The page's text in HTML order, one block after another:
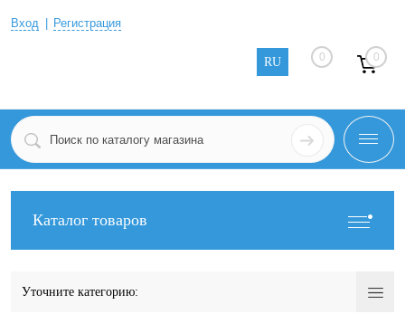
Вход Регистрация
RU 0 0
Каталог товаров
Уточните категорию: